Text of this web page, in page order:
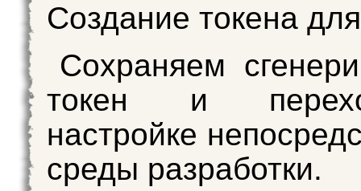
Создание токена
Сохраняем
токен и
настройке
среды разработки.